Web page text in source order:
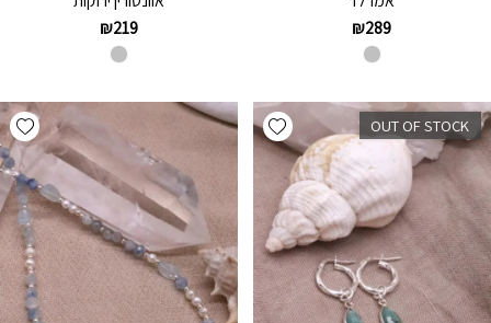
₪289
₪219
Add wishlist OUT OF STOCK